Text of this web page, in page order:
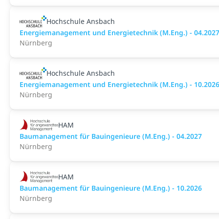
Hochschule Ansbach
Energiemanagement und Energietechnik (M.Eng.) - 04.2027
Nürnberg
Hochschule Ansbach
Energiemanagement und Energietechnik (M.Eng.) - 10.2026
Nürnberg
HAM
Baumanagement für Bauingenieure (M.Eng.) - 04.2027
Nürnberg
HAM
Baumanagement für Bauingenieure (M.Eng.) - 10.2026
Nürnberg